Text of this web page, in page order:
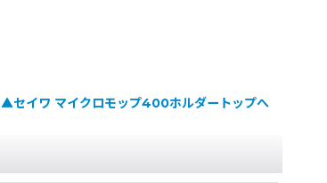
▲セイワ マイクロモップ400ホルダートップへ